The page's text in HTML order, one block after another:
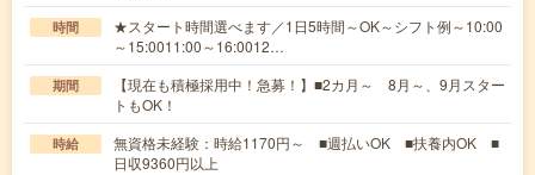
時間
★スタート時間選べます／1日5時間～OK～シフト例～10:00
～15:0011:00～16:0012…
期間
【現在も積極採用中！急募！】■2カ月～ 8月～、9月スター
トもOK！
時給
無資格未経験：時給1170円～ ■週払いOK ■扶養内OK ■
日収9360円以上